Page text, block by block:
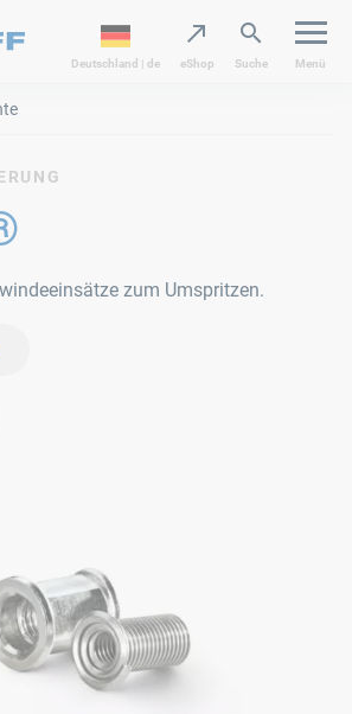
Deutschland | de eShop Suche Menü
zum Umspritzen.